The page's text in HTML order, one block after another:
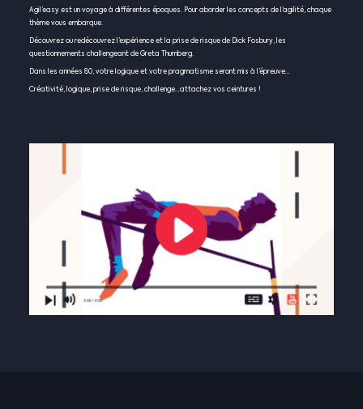
Agil’easy est un voyage à différentes époques. Pour aborder les concepts de l’agilité, chaque
thème vous embarque.
Découvrez ou redécouvrez l’expérience et la prise de risque de Dick Fosbury, les
questionnements challengeant de Greta Thumberg.
Dans les années 80, votre logique et votre pragmatisme seront mis à l’épreuve…
Créativité, logique, prise de risque, challenge…attachez vos ceintures !